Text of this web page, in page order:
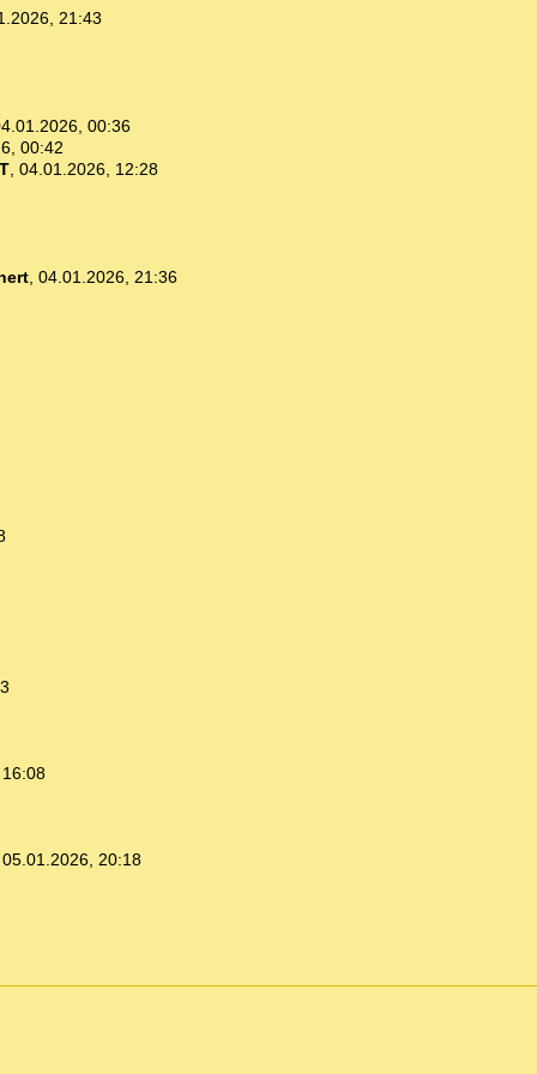
21:43
00:36
00:42
, 04.01.2026, 12:28
, 04.01.2026, 21:36
05.01.2026, 20:18